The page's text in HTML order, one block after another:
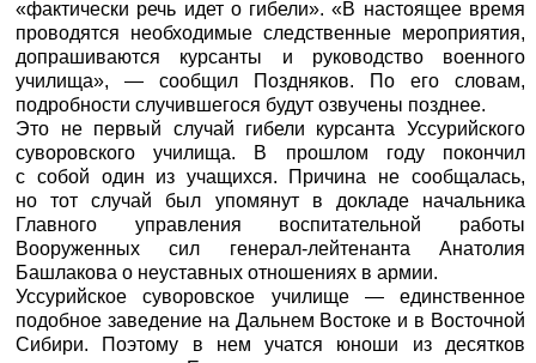
«фактически речь идет о гибели». «В настоящее время
проводятся необходимые следственные мероприятия,
допрашиваются курсанты и руководство военного
училища», — сообщил Поздняков. По его словам,
подробности случившегося будут озвучены позднее.
Это не первый случай гибели курсанта Уссурийского
суворовского училища. В прошлом году покончил
с собой один из учащихся. Причина не сообщалась,
но тот случай был упомянут в докладе начальника
Главного управления воспитательной работы
Вооруженных сил генерал-лейтенанта Анатолия
Башлакова о неуставных отношениях в армии.
Уссурийское суворовское училище — единственное
подобное заведение на Дальнем Востоке и в Восточной
Сибири. Поэтому в нем учатся юноши из десятков